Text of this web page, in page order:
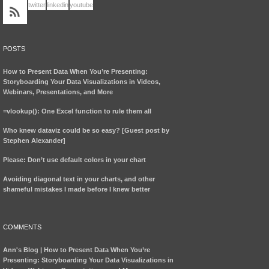
twitterlinkedinyoutube
POSTS
How to Present Data When You’re Presenting:
Storyboarding Your Data Visualizations in Videos,
Webinars, Presentations, and More
=vlookup(): One Excel function to rule them all
Who knew dataviz could be so easy? [Guest post by
Stephen Alexander]
Please: Don’t use default colors in your chart
Avoiding diagonal text in your charts, and other
shameful mistakes I made before I knew better
COMMENTS
Ann's Blog | How to Present Data When You’re
Presenting: Storyboarding Your Data Visualizations in